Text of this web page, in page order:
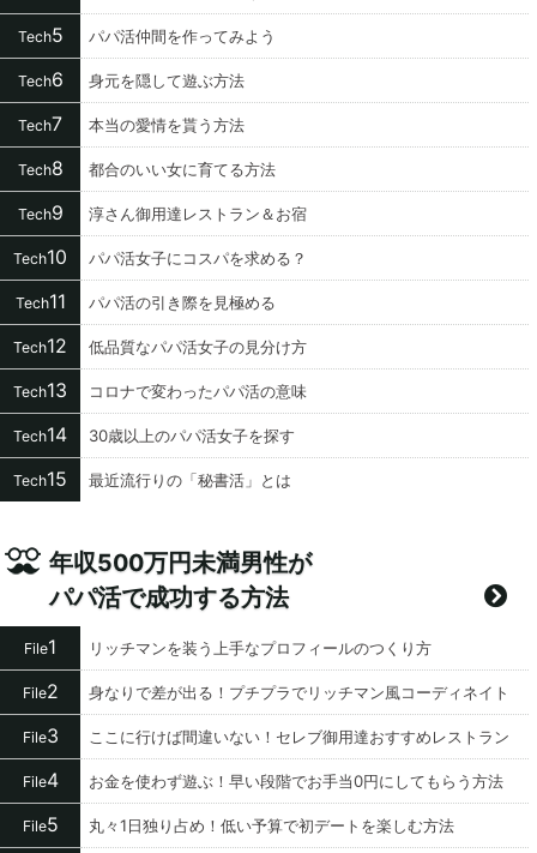
Tech5 パパ活仲間を作ってみよう
Tech6 身元を隠して遊ぶ方法
Tech7 本当の愛情を貰う方法
Tech8 都合のいい女に育てる方法
Tech9 淳さん御用達レストラン＆お宿
Tech10 パパ活女子にコスパを求める？
Tech11 パパ活の引き際を見極める
Tech12 低品質なパパ活女子の見分け方
Tech13 コロナで変わったパパ活の意味
Tech14 30歳以上のパパ活女子を探す
Tech15 最近流行りの「秘書活」とは
年収500万円未満男性が
パパ活で成功する方法
File1 リッチマンを装う上手なプロフィールのつくり方
File2 身なりで差が出る！プチプラでリッチマン風コーディネイト
File3 ここに行けば間違いない！セレブ御用達おすすめレストラン
File4 お金を使わず遊ぶ！早い段階でお手当0円にしてもらう方法
File5 丸々1日独り占め！低い予算で初デートを楽しむ方法